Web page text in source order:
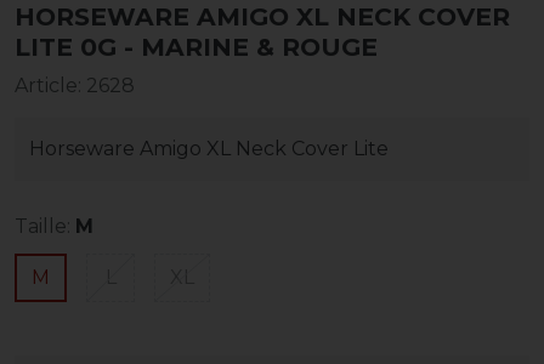
HORSEWARE AMIGO XL NECK COVER
LITE 0G - MARINE & ROUGE
Article: 2628
Horseware Amigo XL Neck Cover Lite
Taille: M
M